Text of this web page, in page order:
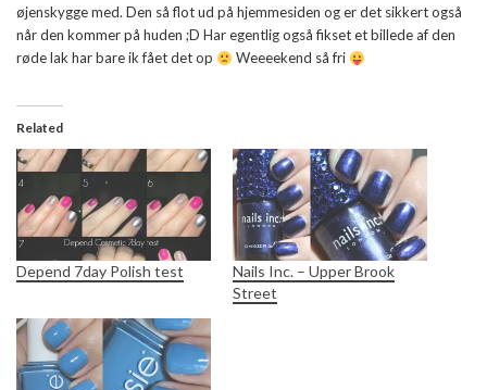
øjenskygge med. Den så flot ud på hjemmesiden og er det sikkert også
når den kommer på huden ;D Har egentlig også fikset et billede af den
røde lak har bare ik fået det op
Weeeekend så fri
Related
Depend 7day Polish test
Nails Inc. – Upper Brook
Street